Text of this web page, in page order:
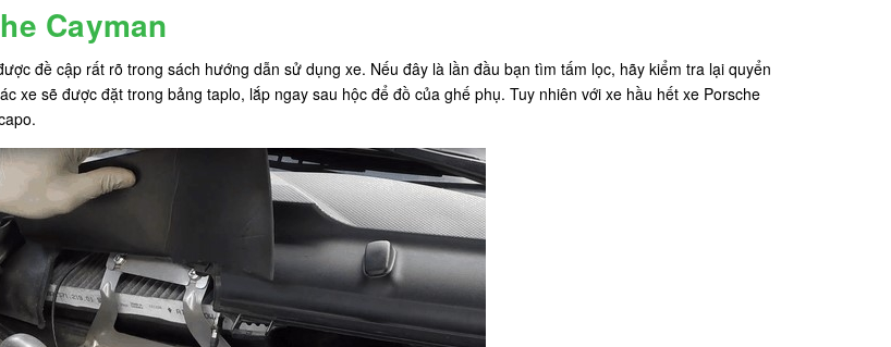
Cayman
đề cập rất rõ trong sách hướng dẫn sử dụng xe. Nếu đây là lần đầu bạn tìm tấm lọc, hãy kiểm tra lại quyển
xe sẽ được đặt trong bảng taplo, lắp ngay sau hộc để đồ của ghế phụ. Tuy nhiên với xe hầu hết xe Porsche